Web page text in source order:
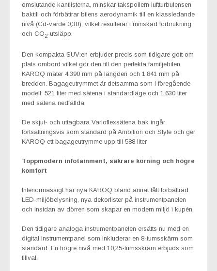
omslutande kantlisterna, minskar takspoilern luftturbulensen
baktill och förbättrar bilens aerodynamik till en klassledande
nivå (Cd-värde 0,30), vilket resulterar i minskad förbrukning
och CO2-utsläpp.
Den kompakta SUV:en erbjuder precis som tidigare gott om
plats ombord vilket gör den till den perfekta familjebilen.
KAROQ mäter 4.390 mm på längden och 1.841 mm på
bredden. Bagageutrymmet är detsamma som i föregående
modell: 521 liter med sätena i standardläge och 1.630 liter
med sätena nedfällda.
De skjut- och uttagbara Varioflexsätena bak ingår
fortsättningsvis som standard på Ambition och Style och ger
KAROQ ett bagageutrymme upp till 588 liter.
Toppmodern infotainment, säkrare körning och högre
komfort
Interiörmässigt har nya KAROQ bland annat fått förbättrad
LED-miljöbelysning, nya dekorlister på instrumentpanelen
och insidan av dörren som skapar en modern miljö i kupén.
Den tidigare analoga instrumentpanelen ersätts nu med en
digital instrumentpanel som inkluderar en 8-tumsskärm som
standard. En högre nivå med 10,25-tumsskräm erbjuds som
tillval.